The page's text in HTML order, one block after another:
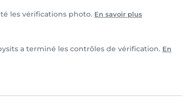
les vérifications photo. En savoir plus
a terminé les contrôles de vérification. En